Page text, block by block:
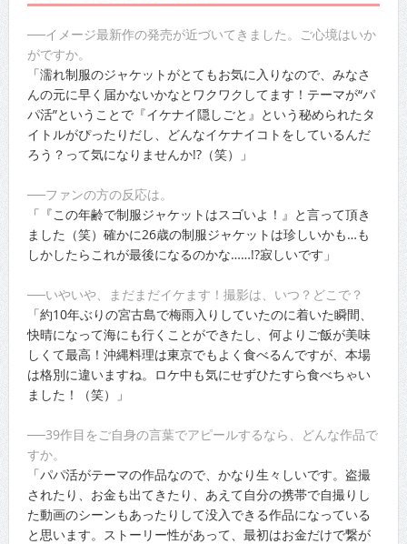
──イメージ最新作の発売が近づいてきました。ご心境はいか
がですか。
「濡れ制服のジャケットがとてもお気に入りなので、みなさ
んの元に早く届かないかなとワクワクしてます！テーマが“パ
パ活”ということで『イケナイ隠しごと』という秘められたタ
イトルがぴったりだし、どんなイケナイコトをしているんだ
ろう？って気になりませんか!?（笑）」
──ファンの方の反応は。
「『この年齢で制服ジャケットはスゴいよ！』と言って頂き
ました（笑）確かに26歳の制服ジャケットは珍しいかも…も
しかしたらこれが最後になるのかな……!?寂しいです」
──いやいや、まだまだイケます！撮影は、いつ？どこで？
「約10年ぶりの宮古島で梅雨入りしていたのに着いた瞬間、
快晴になって海にも行くことができたし、何よりご飯が美味
しくて最高！沖縄料理は東京でもよく食べるんですが、本場
は格別に違いますね。ロケ中も気にせずひたすら食べちゃい
ました！（笑）」
──39作目をご自身の言葉でアピールするなら、どんな作品で
すか。
「パパ活がテーマの作品なので、かなり生々しいです。盗撮
されたり、お金も出てきたり、あえて自分の携帯で自撮りし
た動画のシーンもあったりして没入できる作品になっている
と思います。ストーリー性があって、最初はお金だけで繋が